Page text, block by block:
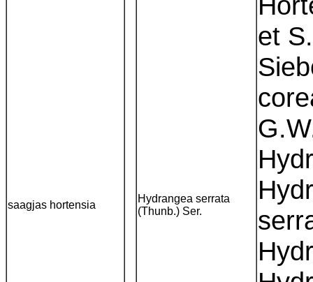
saagjas hortensia
Hydrangea serrata
(Thunb.) Ser.
et